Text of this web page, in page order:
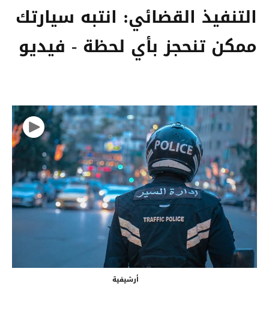
التنفيذ القضائي: انتبه سيارتك
ممكن تنحجز بأي لحظة - فيديو
أرشيفية